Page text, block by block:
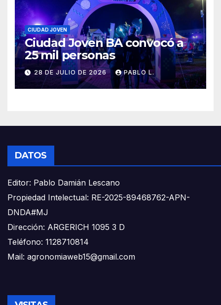
CIUDAD JOVEN
Ciudad Joven BA convocó a
25 mil personas
28 DE JULIO DE 2026 PABLO L.
DATOS
Editor: Pablo Damián Lescano
Propiedad Intelectual: RE-2025-89468762-APN-
DNDA#MJ
Dirección: ARGERICH 1095 3 D
Teléfono: 1128710814
Mail: agronomiaweb15@gmail.com